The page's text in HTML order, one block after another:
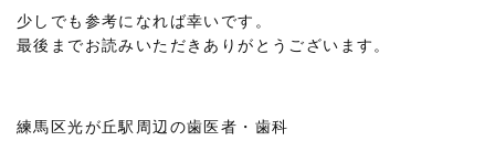
少しでも参考になれば幸いです。
最後までお読みいただきありがとうございます。
練馬区光が丘駅周辺の歯医者・歯科